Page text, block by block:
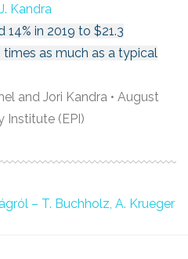
Kandra
in 2019 to $21.3
as much as a typical
and Jori Kandra • August
Institute (EPI)
– T. Buchholz, A. Krueger